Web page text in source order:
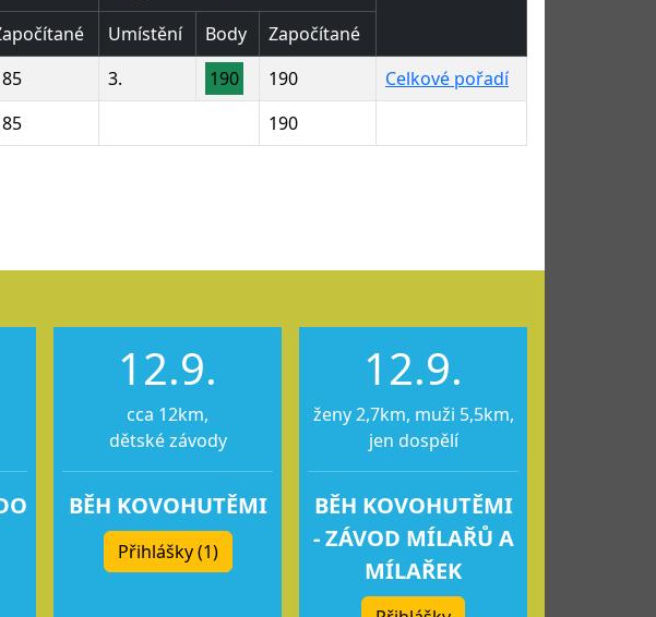
Umístění Body
Započítané
3. 190 190
Celkové pořadí
190
12.9.
cca 12km,
dětské závody
BĚH KOVOHUTĚMI
Přihlášky (1)
12.9.
ženy 2,7km, muži 5,5km,
jen dospělí
BĚH KOVOHUTĚMI
- ZÁVOD MÍLAŘŮ A
MÍLAŘEK